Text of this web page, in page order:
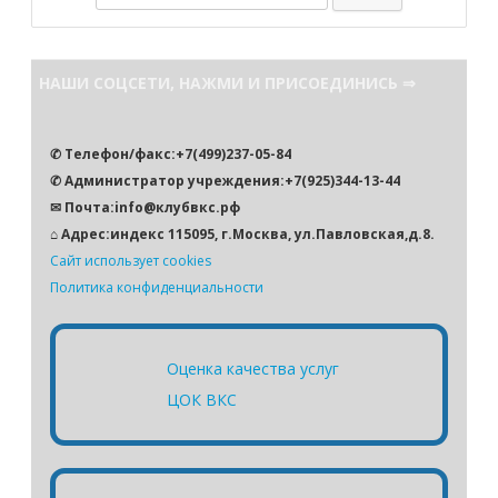
НАШИ СОЦСЕТИ, НАЖМИ И ПРИСОЕДИНИСЬ ⇒
✆ Телефон/факс:+7(499)237-05-84
✆ Администратор учреждения:+7(925)344-13-44
✉ Почта:info@клубвкс.рф
⌂ Адрес:индекс 115095, г.Москва, ул.Павловская,д.8.
Сайт использует cookies
Политика конфиденциальности
Оценка качества услуг
ЦОК ВКС